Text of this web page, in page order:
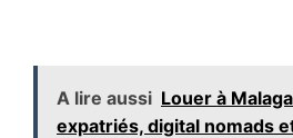
A lire aussi Louer à
expatriés, digital nomads